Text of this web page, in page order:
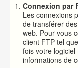
Connexion par
Les connexions
de transférer
web. Pour vous
client FTP tel
fois votre
informations de